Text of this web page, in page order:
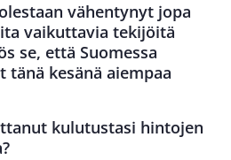
vähentynyt jopa
vaikuttavia tekijöitä
se, että Suomessa
kesänä aiempaa
kulutustasi hintojen